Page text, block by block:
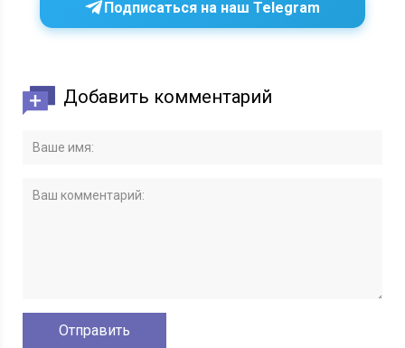
Подписаться на наш Telegram
Добавить комментарий